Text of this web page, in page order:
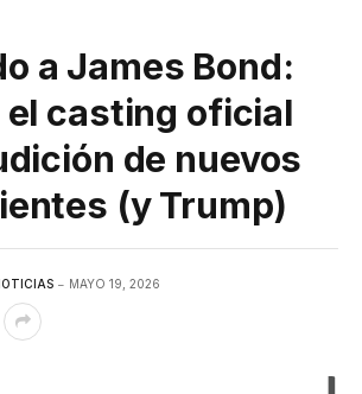
a James Bond:
el casting oficial
de nuevos
(y Trump)
MAYO 19, 2026